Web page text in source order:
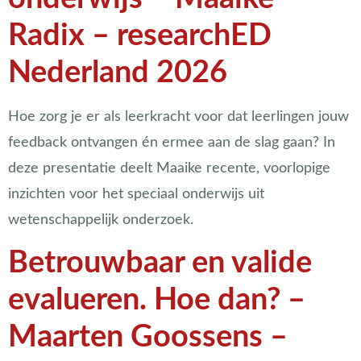
Radix – researchED
Nederland 2026
Hoe zorg je er als leerkracht voor dat leerlingen jouw
feedback ontvangen én ermee aan de slag gaan? In
deze presentatie deelt Maaike recente, voorlopige
inzichten voor het speciaal onderwijs uit
wetenschappelijk onderzoek.
Betrouwbaar en valide
evalueren. Hoe dan? –
Maarten Goossens –